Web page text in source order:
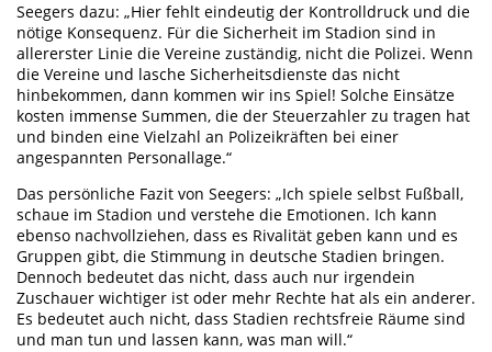
Seegers dazu: „Hier fehlt eindeutig der Kontrolldruck und die
nötige Konsequenz. Für die Sicherheit im Stadion sind in
allererster Linie die Vereine zuständig, nicht die Polizei. Wenn
die Vereine und lasche Sicherheitsdienste das nicht
hinbekommen, dann kommen wir ins Spiel! Solche Einsätze
kosten immense Summen, die der Steuerzahler zu tragen hat
und binden eine Vielzahl an Polizeikräften bei einer
angespannten Personallage.“
Das persönliche Fazit von Seegers: „Ich spiele selbst Fußball,
schaue im Stadion und verstehe die Emotionen. Ich kann
ebenso nachvollziehen, dass es Rivalität geben kann und es
Gruppen gibt, die Stimmung in deutsche Stadien bringen.
Dennoch bedeutet das nicht, dass auch nur irgendein
Zuschauer wichtiger ist oder mehr Rechte hat als ein anderer.
Es bedeutet auch nicht, dass Stadien rechtsfreie Räume sind
und man tun und lassen kann, was man will.“